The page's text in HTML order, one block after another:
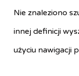
Nie znaleziono
innej definicji
użyciu nawigacji